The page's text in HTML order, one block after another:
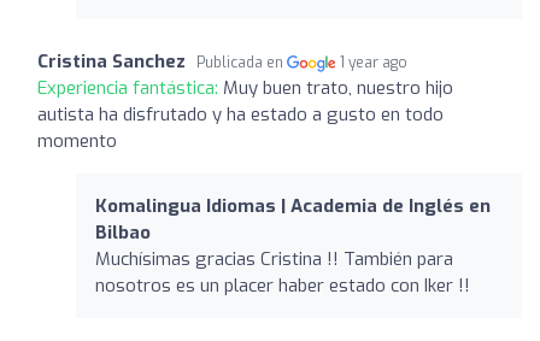
Cristina Sanchez Publicada en 1 year ago
Experiencia fantástica: Muy buen trato, nuestro hijo
autista ha disfrutado y ha estado a gusto en todo
momento
Komalingua Idiomas | Academia de Inglés en
Bilbao
Muchísimas gracias Cristina !! También para
nosotros es un placer haber estado con Iker !!